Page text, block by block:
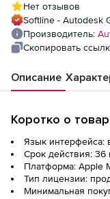
Нет отзывов
Softline - Autodesk
Производитель:
Скопировать
Описание
Коротко о
Язык интерфейса:
Срок действия: 36
Платформа: Apple
Тип лицензии:
Минимальная